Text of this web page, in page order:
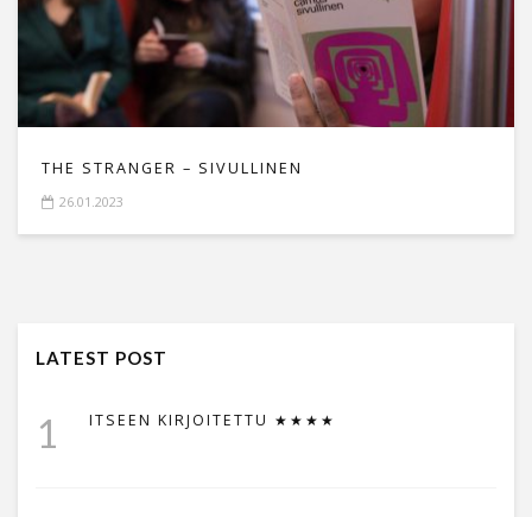
THE STRANGER – SIVULLINEN
26.01.2023
LATEST POST
1 ITSEEN KIRJOITETTU ★★★★